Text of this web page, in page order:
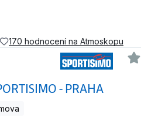
170 hodnocení na Atmoskopu
- PRAHA